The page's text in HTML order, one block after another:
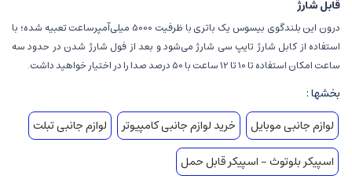
قابل شارژ
درون این بلندگوی بیسوس یک باتری با ظرفیت 5000 میلی‌آمپرساعت تعبیه شده؛ با
استفاده از کابل شارژ تایپ سی شارژ می‌شود و بعد از فول شارژ شدن در حدود سه
ساعت امکان استفاده تا 10 تا 12 ساعت با 50 درصد صدا را در اختیار خواهید داشت.
بخشها :
لوازم جانبی موبایل
خرید لوازم جانبی کامپیوتر
لوازم جانبی تبلت
اسپیکر بلوتوث - اسپیکر قابل حمل